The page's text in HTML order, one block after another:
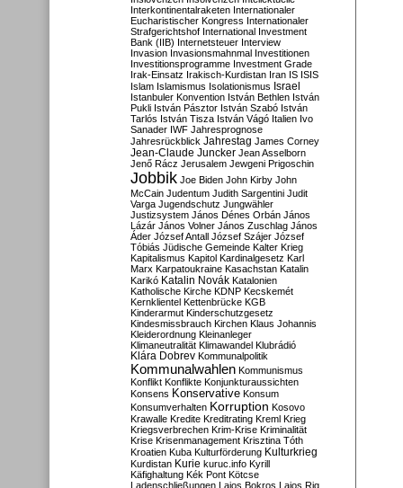
Interkontinentalraketen Internationaler
Eucharistischer Kongress Internationaler
Strafgerichtshof International Investment
Bank (IIB) Internetsteuer Interview
Invasion Invasionsmahnmal Investitionen
Investitionsprogramme Investment Grade
Irak-Einsatz Irakisch-Kurdistan Iran IS ISIS
Islam Islamismus Isolationismus Israel
Istanbuler Konvention István Bethlen István
Pukli István Pásztor István Szabó István
Tarlós István Tisza István Vágó Italien Ivo
Sanader IWF Jahresprognose
Jahresrückblick Jahrestag James Corney
Jean-Claude Juncker Jean Asselborn
Jenő Rácz Jerusalem Jewgeni Prigoschin
Jobbik Joe Biden John Kirby John
McCain Judentum Judith Sargentini Judit
Varga Jugendschutz Jungwähler
Justizsystem János Dénes Orbán János
Lázár János Volner János Zuschlag János
Áder József Antall József Szájer József
Tóbiás Jüdische Gemeinde Kalter Krieg
Kapitalismus Kapitol Kardinalgesetz Karl
Marx Karpatoukraine Kasachstan Katalin
Karikó Katalin Novák Katalonien
Katholische Kirche KDNP Kecskemét
Kernklientel Kettenbrücke KGB
Kinderarmut Kinderschutzgesetz
Kindesmissbrauch Kirchen Klaus Johannis
Kleiderordnung Kleinanleger
Klimaneutralität Klimawandel Klubrádió
Klára Dobrev Kommunalpolitik
Kommunalwahlen Kommunismus
Konflikt Konflikte Konjunkturaussichten
Konsens Konservative Konsum
Konsumverhalten Korruption Kosovo
Krawalle Kredite Kreditrating Kreml Krieg
Kriegsverbrechen Krim-Krise Kriminalität
Krise Krisenmanagement Krisztina Tóth
Kroatien Kuba Kulturförderung Kulturkrieg
Kurdistan Kurie kuruc.info Kyrill
Käfighaltung Kék Pont Kötcse
Ladenschließungen Lajos Bokros Lajos Rig